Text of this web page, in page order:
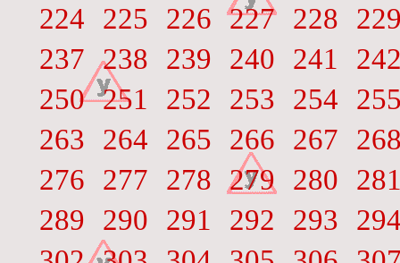
224
225 226 227 228
237 238 239 240 241
250 251 252 253 254
263
264 265 266 267
276
277 278 279 280
289
290 291 292 293